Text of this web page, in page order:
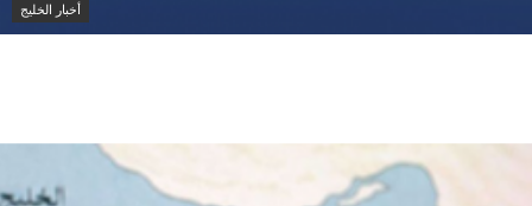
أخبار الخليج